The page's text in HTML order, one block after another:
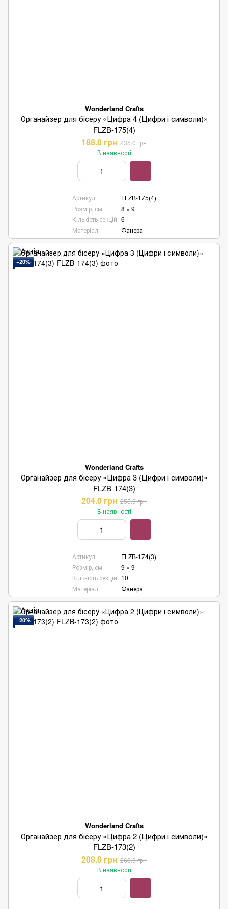
Wonderland Crafts
Органайзер для бісеру «Цифра 4 (Цифри і символи)»
FLZB-175(4)
188.0 грн 235.0 грн
В наявності
Артикул
FLZB-175(4)
Розмір, см
8 × 9
Кількість секцій 6
Матеріал
Фанера
−20%
Wonderland Crafts
Органайзер для бісеру «Цифра 3 (Цифри і символи)»
FLZB-174(3)
204.0 грн 255.0 грн
В наявності
Артикул
FLZB-174(3)
Розмір, см
9 × 9
Кількість секцій 10
Матеріал
Фанера
−20%
Wonderland Crafts
Органайзер для бісеру «Цифра 2 (Цифри і символи)»
FLZB-173(2)
208.0 грн 260.0 грн
В наявності